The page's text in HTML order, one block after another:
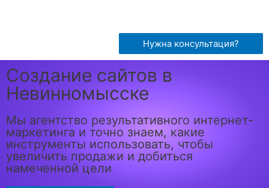
Нужна консультация?
Создание сайтов в
Невинномысске
Мы агентство результативного интернет-
маркетинга и точно знаем, какие
инструменты использовать, чтобы
увеличить продажи и добиться
намеченной цели